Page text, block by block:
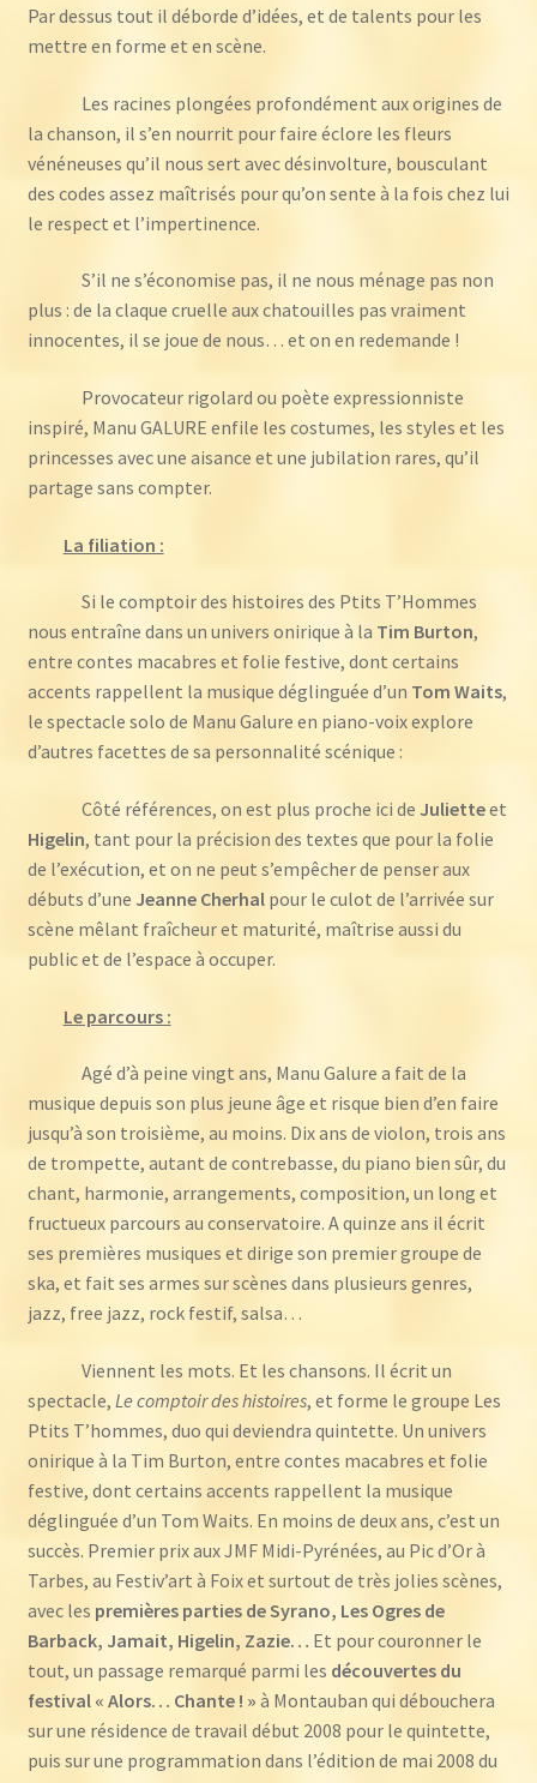
Par dessus tout il déborde d’idées, et de talents pour les
mettre en forme et en scène.
Les racines plongées profondément aux origines de
la chanson, il s’en nourrit pour faire éclore les fleurs
vénéneuses qu’il nous sert avec désinvolture, bousculant
des codes assez maîtrisés pour qu’on sente à la fois chez lui
le respect et l’impertinence.
S’il ne s’économise pas, il ne nous ménage pas non
plus : de la claque cruelle aux chatouilles pas vraiment
innocentes, il se joue de nous… et on en redemande !
Provocateur rigolard ou poète expressionniste
inspiré, Manu GALURE enfile les costumes, les styles et les
princesses avec une aisance et une jubilation rares, qu’il
partage sans compter.
La filiation :
Si le comptoir des histoires des Ptits T’Hommes
nous entraîne dans un univers onirique à la Tim Burton,
entre contes macabres et folie festive, dont certains
accents rappellent la musique déglinguée d’un Tom Waits,
le spectacle solo de Manu Galure en piano-voix explore
d’autres facettes de sa personnalité scénique :
Côté références, on est plus proche ici de Julietteet
Higelin, tant pour la précision des textes que pour la folie
de l’exécution, et on ne peut s’empêcher de penser aux
débuts d’une Jeanne Cherhalpour le culot de l’arrivée sur
scène mêlant fraîcheur et maturité, maîtrise aussi du
public et de l’espace à occuper.
Le parcours :
Agé d’à peine vingt ans, Manu Galure a fait de la
musique depuis son plus jeune âge et risque bien d’en faire
jusqu’à son troisième, au moins. Dix ans de violon, trois ans
de trompette, autant de contrebasse, du piano bien sûr, du
chant, harmonie, arrangements, composition, un long et
fructueux parcours au conservatoire. A quinze ans il écrit
ses premières musiques et dirige son premier groupe de
ska, et fait ses armes sur scènes dans plusieurs genres,
jazz, free jazz, rock festif, salsa…
Viennent les mots. Et les chansons. Il écrit un
spectacle, Le comptoir des histoires, et forme le groupe Les
Ptits T’hommes, duo qui deviendra quintette. Un univers
onirique à la Tim Burton, entre contes macabres et folie
festive, dont certains accents rappellent la musique
déglinguée d’un Tom Waits. En moins de deux ans, c’est un
succès. Premier prix aux JMF Midi-Pyrénées, au Pic d’Or à
Tarbes, au Festiv’art à Foix et surtout de très jolies scènes,
avec les premières parties de Syrano, Les Ogres de
Barback, Jamait, Higelin, Zazie… Et pour couronner le
tout, un passage remarqué parmi les découvertes du
festival « Alors… Chante ! » à Montauban qui débouchera
sur une résidence de travail début 2008 pour le quintette,
puis sur une programmation dans l’édition de mai 2008 du